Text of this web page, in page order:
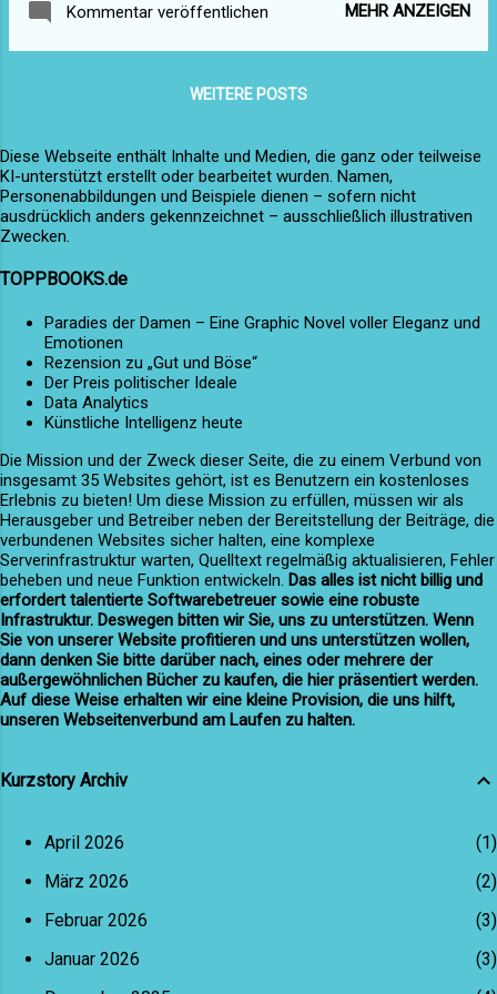
Psycholo...
panische Atmen eines Menschen, der
plötzlich zu viel allein ist. Lena hatte nicht
Ihr Wagen stotterte, die Anzeigen flackerten,
war, verwandelte sich in einen Ort, an dem
Zeit und Entscheidungen dicker zu liegen
schienen. Hinter ihr blinkte ein Sattelzug, vorn
voller Dienstkleidung. In ihrer Brust hämmerte
gestriges Gespräch, eine Drohung, die sie
weggeschoben hatte, als sei sie ein Stein auf
dem Fluss. Der Fahrer des Lastwagens war
Kommentar veröffentlichen MEHR ANZEIGEN
WEITERE POSTS
Diese Webseite enthält Inhalte und Medien, die ganz oder teilweise
KI-unterstützt erstellt oder bearbeitet wurden. Namen,
Personenabbildungen und Beispiele dienen – sofern nicht
ausdrücklich anders gekennzeichnet – ausschließlich illustrativen
Zwecken.
TOPPBOOKS.de
Paradies der Damen – Eine Graphic Novel voller Eleganz und
Emotionen
Rezension zu „Gut und Böse“
Der Preis politischer Ideale
Data Analytics
Künstliche Intelligenz heute
Die Mission und der Zweck dieser Seite, die zu einem Verbund von
insgesamt 35 Websites gehört, ist es Benutzern ein kostenloses
Erlebnis zu bieten! Um diese Mission zu erfüllen, müssen wir als
Herausgeber und Betreiber neben der Bereitstellung der Beiträge, die
verbundenen Websites sicher halten, eine komplexe
Serverinfrastruktur warten, Quelltext regelmäßig aktualisieren, Fehler
beheben und neue Funktion entwickeln. Das alles ist nicht billig und
erfordert talentierte Softwarebetreuer sowie eine robuste
Infrastruktur. Deswegen bitten wir Sie, uns zu unterstützen. Wenn
Sie von unserer Website profitieren und uns unterstützen wollen,
dann denken Sie bitte darüber nach, eines oder mehrere der
außergewöhnlichen Bücher zu kaufen, die hier präsentiert werden.
Auf diese Weise erhalten wir eine kleine Provision, die uns hilft,
unseren Webseitenverbund am Laufen zu halten.
Kurzstory Archiv
April 2026
1
März 2026
2
Februar 2026
3
Januar 2026
3